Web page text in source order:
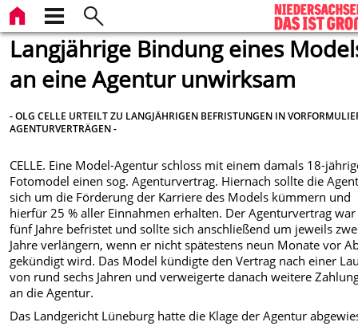
Langjährige Bindung eines
an eine Agentur unwirksam
- OLG CELLE URTEILT ZU LANGJÄHRIGEN BEFRISTUNGEN IN
AGENTURVERTRÄGEN -
CELLE. Eine Model-Agentur schloss mit einem damals 18-
Fotomodel einen sog. Agenturvertrag. Hiernach sollte die
sich um die Förderung der Karriere des Models kümmern und
hierfür 25 % aller Einnahmen erhalten. Der Agenturvertrag
fünf Jahre befristet und sollte sich anschließend um jeweils
Jahre verlängern, wenn er nicht spätestens neun Monate vor
gekündigt wird. Das Model kündigte den Vertrag nach einer
von rund sechs Jahren und verweigerte danach weitere
an die Agentur.
Das Landgericht Lüneburg hatte die Klage der Agentur